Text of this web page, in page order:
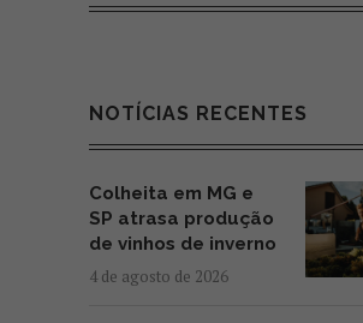
NOTÍCIAS RECENTES
Colheita em MG e
SP atrasa produção
de vinhos de inverno
4 de agosto de 2026